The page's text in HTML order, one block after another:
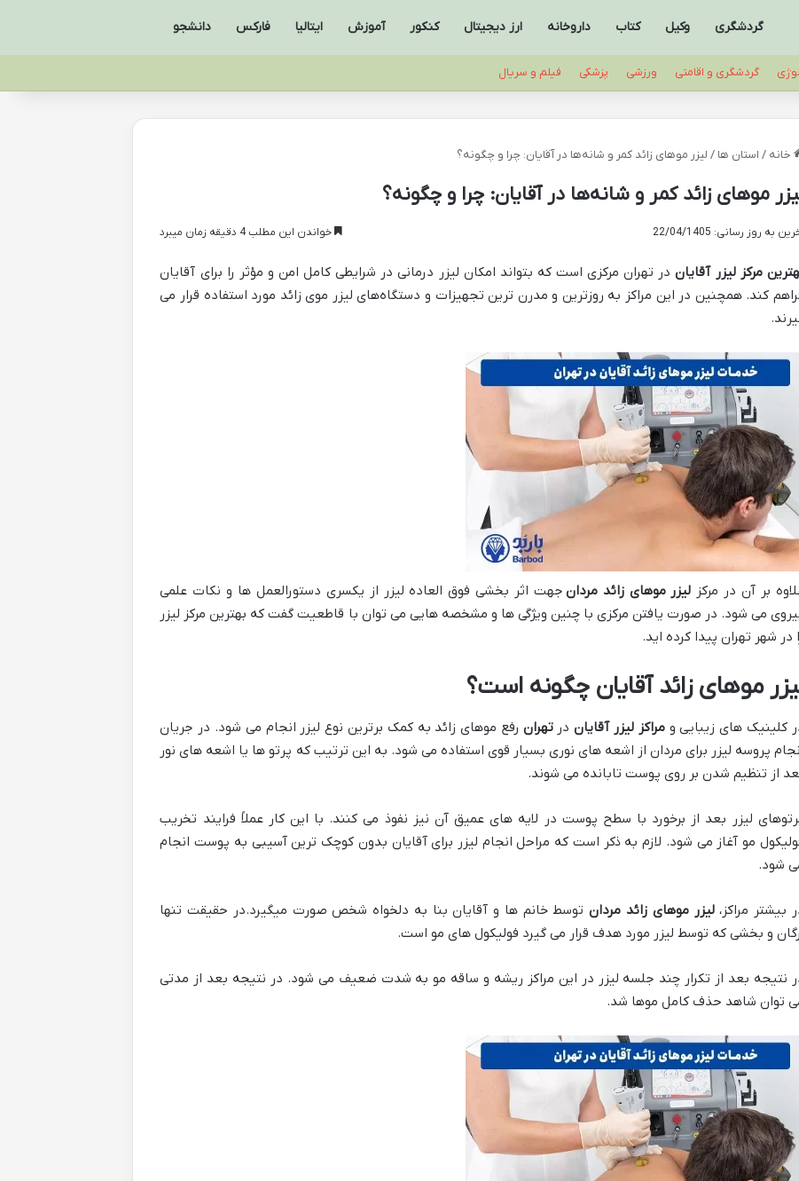
گردشگری وکیل کتاب داروخانه ارز دیجیتال کنکور آموزش ایتالیا فارکس دانشجو
گردشگری و اقامتی ورزشی پزشکی فیلم و سریال
خانه / استان ها / لیزر موهای زائد کمر و شانه‌ها در آقایان: چرا و چگونه؟
موهای زائد کمر و شانه‌ها در آقایان: چرا و چگونه؟
به روز رسانی: 22/04/1405 خواندن این مطلب 4 دقیقه زمان میبرد
مرکز لیزر آقایاندر تهران مرکزی است که بتواند امکان لیزر درمانی در شرایطی کامل امن و مؤثر را برای آقایان
کند. همچنین در این مراکز به‌ روزترین و مدرن ترین تجهیزات و دستگاه‌های لیزر موی زائد مورد استفاده قرار می
بر آن در مرکز لیزر موهای زائد مردان جهت اثر بخشی فوق العاده لیزر از یکسری دستورالعمل ها و نکات علمی
می شود. در صورت یافتن مرکزی با چنین ویژگی ها و مشخصه هایی می توان با قاطعیت گفت که بهترین مرکز لیزر
در شهر تهران پیدا کرده اید.
موهای زائد آقایان چگونه است؟
کلینیک های زیبایی ومراکز لیزر آقایاندرتهران رفع موهای زائد به کمک برترین نوع لیزر انجام می شود. در جریان
پروسه لیزر برای مردان از اشعه‌ های نوری بسیار قوی استفاده می شود. به این ترتیب که پرتو ها یا اشعه های نور
از تنظیم شدن بر روی پوست تابانده می شوند.
لیزر بعد از برخورد با سطح پوست در لایه های عمیق آن نیز نفوذ می کنند. با این کار عملاً فرایند تخریب
مو آغاز می شود. لازم به ذکر است که مراحل انجام لیزر برای آقایان بدون کوچک ترین آسیبی به پوست انجام
شود.
بیشتر مراکز،لیزر موهای زائد مردانتوسط خانم ها و آقایان بنا به دلخواه شخص صورت میگیرد.در حقیقت تنها
و بخشی که توسط لیزر مورد هدف قرار می گیرد فولیکول های مو است.
نتیجه بعد از تکرار چند جلسه لیزر در این مراکز ریشه و ساقه مو به شدت ضعیف می شود. در نتیجه بعد از مدتی
توان شاهد حذف کامل موها شد.